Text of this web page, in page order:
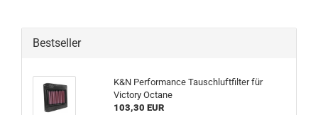
Bestseller
K&N Performance Tauschluftfilter für
Victory Octane
103,30 EUR